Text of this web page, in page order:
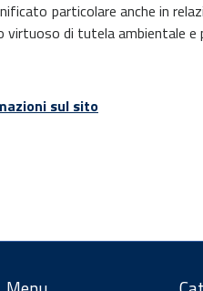
particolare anche in
di tutela ambientale
sul sito